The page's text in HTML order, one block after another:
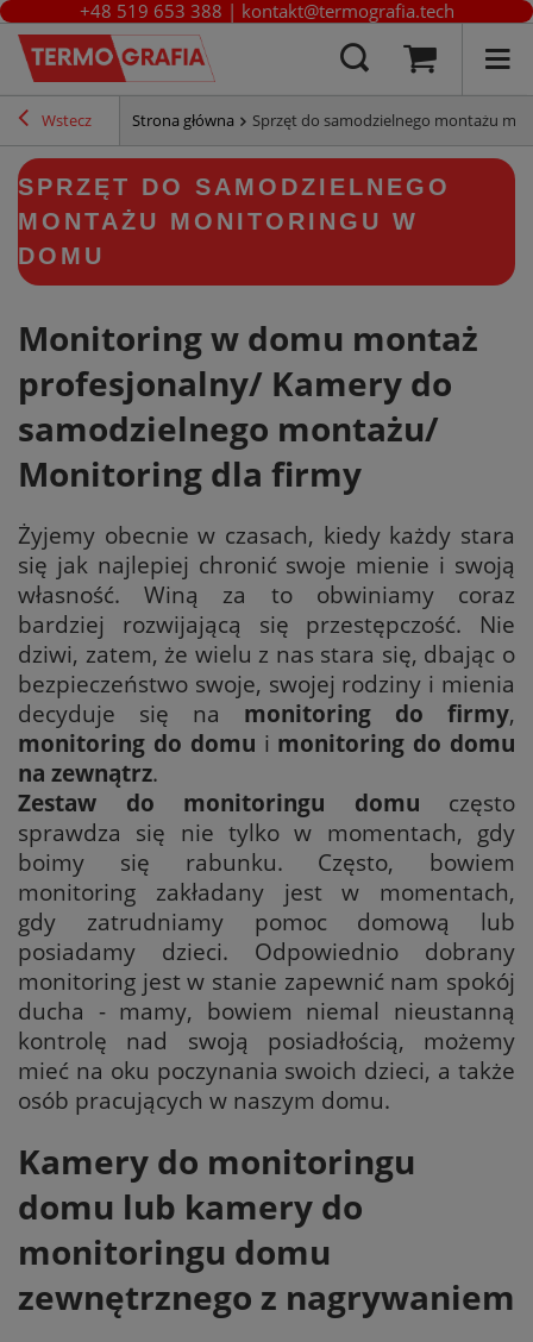
+48 519 653 388 | kontakt@termografia.tech
Wstecz Strona główna Sprzęt do samodzielnego montażu
SPRZĘT DO SAMODZIELNEGO
MONTAŻU MONITORINGU W
DOMU
Monitoring w domu montaż
profesjonalny/ Kamery do
samodzielnego montażu/
Monitoring dla firmy
Żyjemy obecnie w czasach, kiedy każdy stara
się jak najlepiej chronić swoje mienie i swoją
własność. Winą za to obwiniamy coraz
bardziej rozwijającą się przestępczość. Nie
dziwi, zatem, że wielu z nas stara się, dbając o
bezpieczeństwo swoje, swojej rodziny i mienia
decyduje się na monitoring do firmy,
monitoring do domu i monitoring do domu
na zewnątrz.
Zestaw do monitoringu domu często
sprawdza się nie tylko w momentach, gdy
boimy się rabunku. Często, bowiem
monitoring zakładany jest w momentach,
gdy zatrudniamy pomoc domową lub
posiadamy dzieci. Odpowiednio dobrany
monitoring jest w stanie zapewnić nam spokój
ducha - mamy, bowiem niemal nieustanną
kontrolę nad swoją posiadłością, możemy
mieć na oku poczynania swoich dzieci, a także
osób pracujących w naszym domu.
Kamery do monitoringu
domu lub kamery do
monitoringu domu
zewnętrznego z nagrywaniem